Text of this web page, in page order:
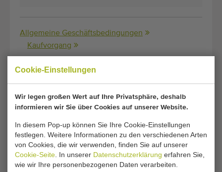
Cookie-Einstellungen
Wir legen großen Wert auf Ihre Privatsphäre, deshalb
informieren wir Sie über Cookies auf unserer Website.
In diesem Pop-up können Sie Ihre Cookie-Einstellungen
festlegen. Weitere Informationen zu den verschiedenen Arten
von Cookies, die wir verwenden, finden Sie auf unserer
Cookie-Seite . In unserer Datenschutzerklärung erfahren Sie,
wie wir Ihre personenbezogenen Daten verarbeiten.
Allgemeine Geschäftsbedingungen
Kaufvorgang
Saatbettvorbereitungs maschine inzwischen
Möchten Sie informiert werden, sobald ein vergleichbares
Beetfräsen verfügbar ist? Geben Sie hier Ihre Daten ein.